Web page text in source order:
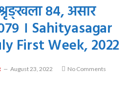
८४, असार
। Sahityasagar
First Week, 2022
August 23, 2022
No Comments